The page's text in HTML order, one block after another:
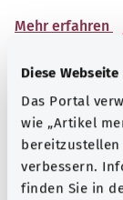
Diese
Das Portal
wie „Artikel
verbessern.
finden Sie in
Mehr erfahren